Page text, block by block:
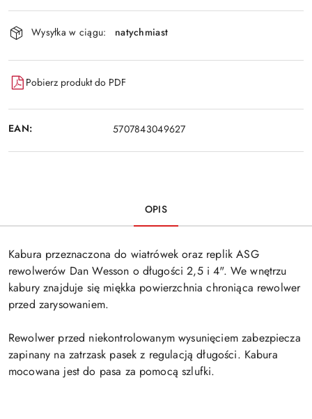
Wyślij
dostawa
Wysyłka w ciągu: natychmiast
Pobierz produkt do PDF
EAN: 5707843049627
OPIS
Kabura przeznaczona do wiatrówek oraz replik ASG
rewolwerów Dan Wesson o długości 2,5 i 4". We wnętrzu
kabury znajduje się miękka powierzchnia chroniąca rewolwer
przed zarysowaniem.
Rewolwer przed niekontrolowanym wysunięciem zabezpiecza
zapinany na zatrzask pasek z regulacją długości. Kabura
mocowana jest do pasa za pomocą szlufki.